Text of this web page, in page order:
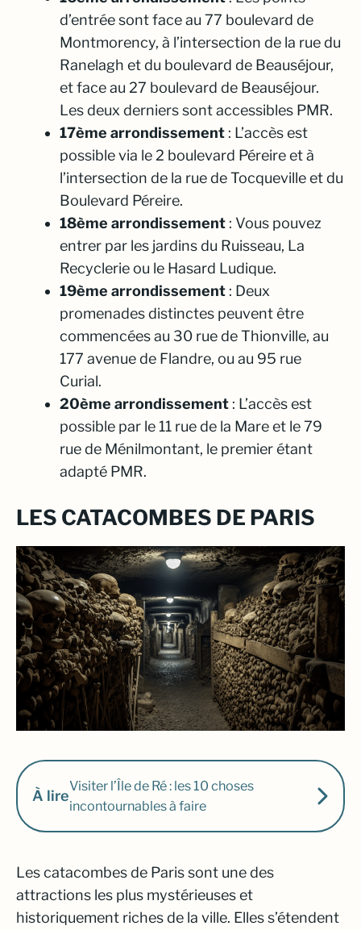
d’entrée sont face au 77 boulevard de
Montmorency, à l’intersection de la rue du
Ranelagh et du boulevard de Beauséjour,
et face au 27 boulevard de Beauséjour.
Les deux derniers sont accessibles PMR.
17ème arrondissement : L’accès est
possible via le 2 boulevard Péreire et à
l’intersection de la rue de Tocqueville et du
Boulevard Péreire.
18ème arrondissement : Vous pouvez
entrer par les jardins du Ruisseau, La
Recyclerie ou le Hasard Ludique.
19ème arrondissement : Deux
promenades distinctes peuvent être
commencées au 30 rue de Thionville, au
177 avenue de Flandre, ou au 95 rue
Curial.
20ème arrondissement : L’accès est
possible par le 11 rue de la Mare et le 79
rue de Ménilmontant, le premier étant
adapté PMR.
LES CATACOMBES DE PARIS
À lire
Visiter l’Île de Ré : les 10 choses
incontournables à faire
Les catacombes de Paris sont une des
attractions les plus mystérieuses et
historiquement riches de la ville. Elles s’étendent